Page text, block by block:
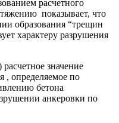
расчетного
показывает, что
образования “трещин
характеру разрушения
значение
, определяемое по
бетона
анкеровки по